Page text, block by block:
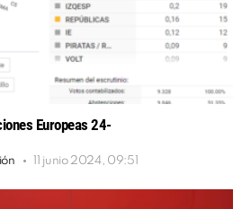
Europeas 24-
11 junio 2024, 09:51